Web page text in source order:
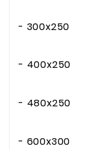
- 300x250
- 400x250
- 480x250
- 600x300